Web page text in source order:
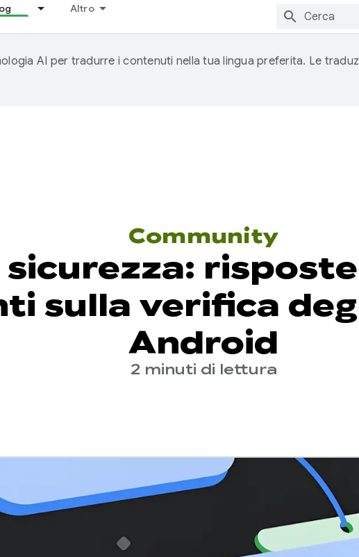
Altro
AI per tradurre i contenuti nella tua lingua preferita. Le
Community
sulla verifica
Android
2 minuti di lettura